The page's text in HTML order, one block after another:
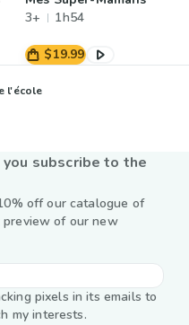
3+
1h54
$19.99
l'école
subscribe to the
off our catalogue of
preview of our new
pixels in its emails to
my interests.